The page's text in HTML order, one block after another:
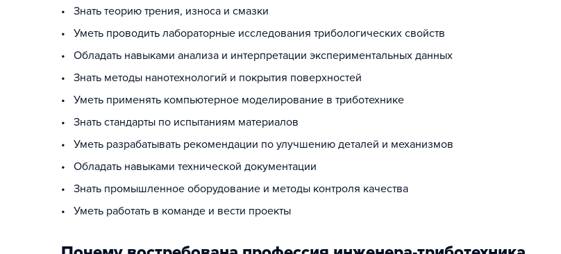
• Знать теорию трения, износа и смазки
• Уметь проводить лабораторные исследования трибологических свойств
• Обладать навыками анализа и интерпретации экспериментальных данных
• Знать методы нанотехнологий и покрытия поверхностей
• Уметь применять компьютерное моделирование в триботехнике
• Знать стандарты по испытаниям материалов
• Уметь разрабатывать рекомендации по улучшению деталей и механизмов
• Обладать навыками технической документации
• Знать промышленное оборудование и методы контроля качества
• Уметь работать в команде и вести проекты